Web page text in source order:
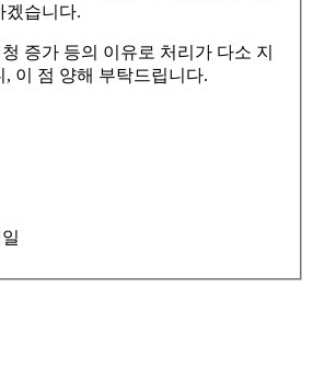
겠습니다.
증가 등의 이유로 처리가 다소 지
, 이 점 양해 부탁드립니다.